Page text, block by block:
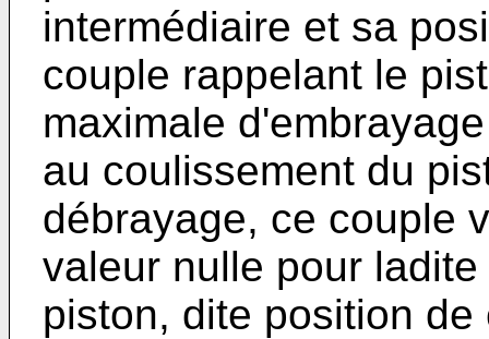
intermédiaire et sa
couple rappelant le
maximale
au coulissement du
débrayage, ce couple
valeur nulle pour
piston, dite position de